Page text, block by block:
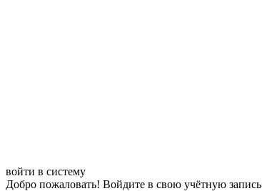
войти в систему
Добро пожаловать! Войдите в свою учётную запись